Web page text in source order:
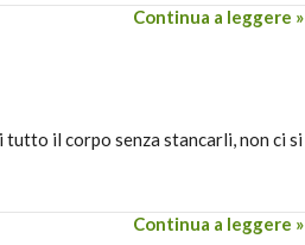
Continua a leggere »
tutto il corpo senza stancarli, non ci si
Continua a leggere »